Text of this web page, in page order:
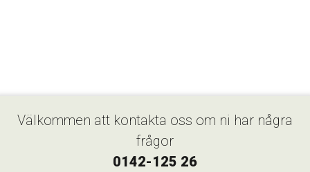
Välkommen att kontakta oss om ni har några
frågor
0142-125 26